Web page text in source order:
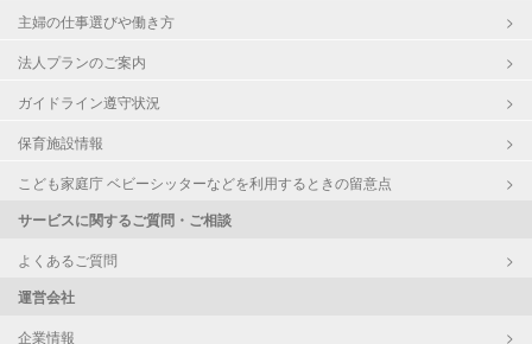
主婦の仕事選びや働き方
法人プランのご案内
ガイドライン遵守状況
保育施設情報
こども家庭庁 ベビーシッターなどを利用するときの留意点
サービスに関するご質問・ご相談
よくあるご質問
運営会社
企業情報